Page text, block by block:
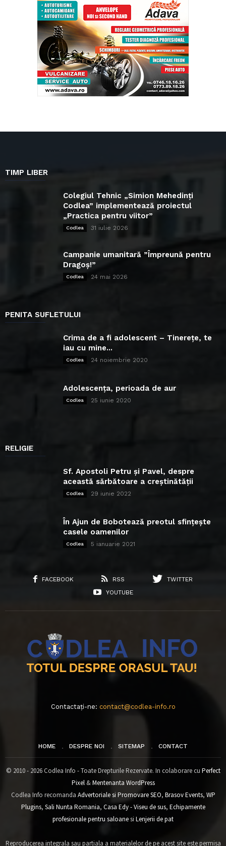
TIMP LIBER
Colegiul Tehnic „Simion Mehedinți
Codlea” implementează proiectul
„Practica pentru viitor”
Codlea 31 iulie 2026
Campanie umanitară ”Împreună pentru
Dragoș!”
Codlea 24 mai 2026
PENITA SUFLETULUI
Crima de a fi adolescent – Tinerețe, te
iau cu mine...
Codlea 24 noiembrie 2020
Adolescența, perioada de aur
Codlea 25 iunie 2020
RELIGIE
Sf. Apostoli Petru și Pavel, despre
această sărbătoare a creștinătății
Codlea 29 iunie 2022
În Ajun de Bobotează preotul sfințește
casele oamenilor
Codlea 5 ianuarie 2021
FACEBOOK RSS
TWITTER
YOUTUBE
Contactați-ne: contact@codlea-info.ro
HOME DESPRE NOI SITEMAP CONTACT
© 2010 - 2026 Codlea Info - Toate Drepturile Rezervate. In colaborare cu Perfect
Pixel&Mentenanta WordPress
Codlea Info recomanda Advertoriale si Promovare SEO, Brasov Events, WP
Plugins, Sali Nunta Romania, Casa Edy - Viseu de sus, Echipamente
profesionale pentru saloanesi Lenjerii de pat
Reproducerea integrala sau partiala a materialelor de pe acest site este permisa